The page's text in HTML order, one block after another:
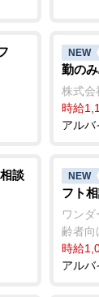
NEW
勤の
株式会
時給
アル
談
NEW
フト
ワン
齢者向
時給
アルバ